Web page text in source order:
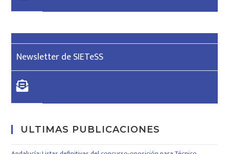
Newsletter de SIETeSS
ULTIMAS PUBLICACIONES